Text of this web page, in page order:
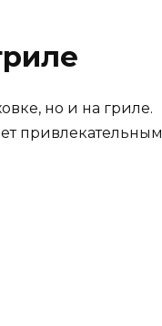
но и на гриле.
привлекательным